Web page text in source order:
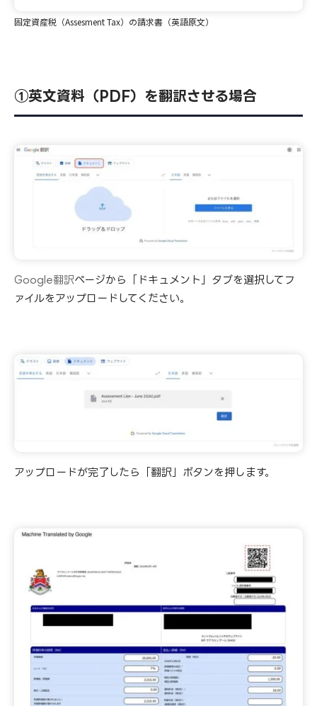
固定資産税（Assesment Tax）の請求書（英語原文）
①英文資料（PDF）を翻訳させる場合
Google翻訳ページから「ドキュメント」タブを選択してフ
ァイルをアップロードしてください。
アップロードが完了したら「翻訳」ボタンを押します。